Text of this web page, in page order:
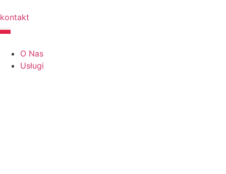
kontakt
O Nas
Usługi